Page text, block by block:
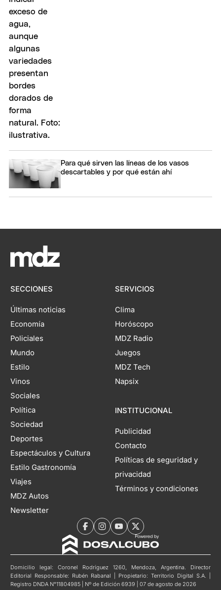
Para qué sirven las líneas de los vasos
descartables y por qué están ahí
SECCIONES
Últimas noticias
Economía
Policiales
Mundo
Estilo
Vinos
Sociales
Política
Sociedad
Deportes
Espectáculos y Cultura
Estilo Gastronomía
Viajes
MDZ Autos
Newsletter
SERVICIOS
Clima
Horóscopo
MDZ Radio
Juegos
MDZ Tech
Napsix
INSTITUCIONAL
Publicidad
Contacto
Políticas de seguridad y
privacidad
Términos y condiciones
Domicilio legal: Coronel Rodríguez 1260, Mendoza, Argentina. Director
Editorial Responsable: Rubén Rabanal | Propietario: Territorio Digital S.A. |
Registro DNDA N°11804985 | Nº de Edición 6939 | 07 de agosto de 2026